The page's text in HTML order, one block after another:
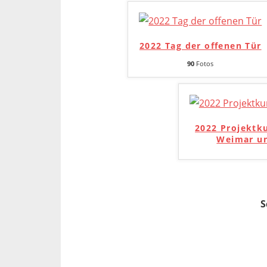
2022 Tag der offenen Tür
90 Fotos
2022
Weimar